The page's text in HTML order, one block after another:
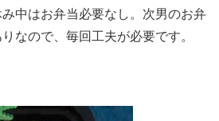
中はお弁当必要なし。次男のお弁
なので、毎回工夫が必要です。